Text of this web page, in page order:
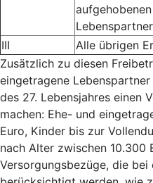
aufgehobenen
III Alle übrigen
Zusätzlich zu diesen
eingetragene
des 27. Lebensjahres einen
machen: Ehe- und
Euro, Kinder bis zur
nach Alter zwischen 10.300
Versorgungsbezüge, die